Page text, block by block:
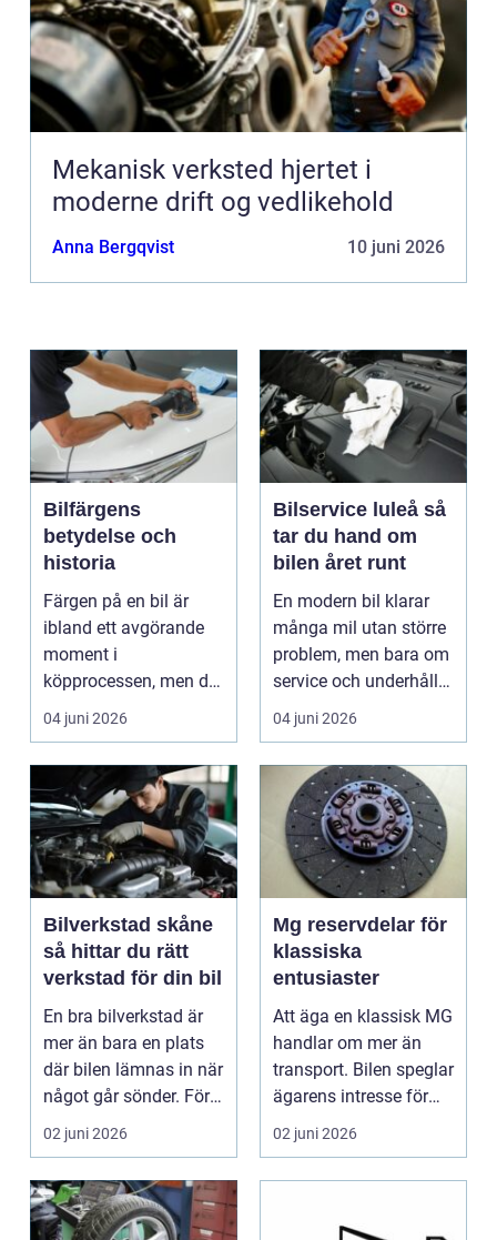
Mekanisk verksted hjertet i
moderne drift og vedlikehold
Anna Bergqvist 10 juni 2026
Bilfärgens
betydelse och
historia
Färgen på en bil är
ibland ett avgörande
moment i
köpprocessen, men det
ha...
04 juni 2026
Bilservice luleå så
tar du hand om
bilen året runt
En modern bil klarar
många mil utan större
problem, men bara om
service och underhåll
sköts i tid. I...
04 juni 2026
Bilverkstad skåne
så hittar du rätt
verkstad för din bil
En bra bilverkstad är
mer än bara en plats
där bilen lämnas in när
något går sönder. För
många biläg...
02 juni 2026
Mg reservdelar för
klassiska
entusiaster
Att äga en klassisk MG
handlar om mer än
transport. Bilen speglar
ägarens intresse för
teknik, histo...
02 juni 2026